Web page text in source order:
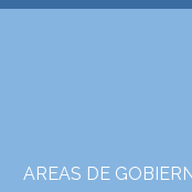
AREAS DE